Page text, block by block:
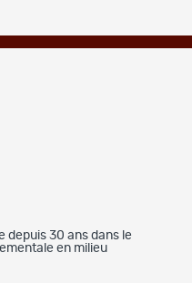
depuis 30 ans dans le
en milieu